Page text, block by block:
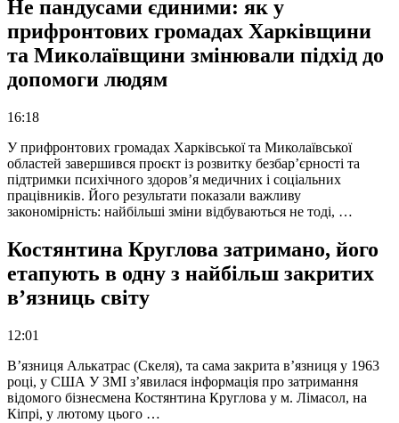
Не пандусами єдиними: як у
прифронтових громадах Харківщини
та Миколаївщини змінювали підхід до
допомоги людям
16:18
У прифронтових громадах Харківської та Миколаївської
областей завершився проєкт із розвитку безбар’єрності та
підтримки психічного здоров’я медичних і соціальних
працівників. Його результати показали важливу
закономірність: найбільші зміни відбуваються не тоді, …
Костянтина Круглова затримано, його
етапують в одну з найбільш закритих
в’язниць світу
12:01
В’язниця Алькатрас (Скеля), та сама закрита в’язниця у 1963
році, у США У ЗМІ з’явилася інформація про затримання
відомого бізнесмена Костянтина Круглова у м. Лімасол, на
Кіпрі, у лютому цього …